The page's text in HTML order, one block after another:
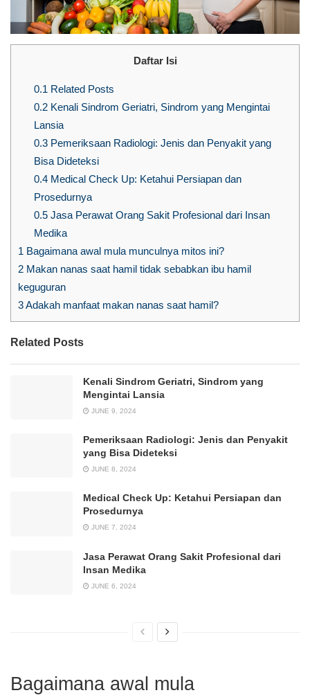
Daftar Isi
0.1 Related Posts
0.2Kenali Sindrom Geriatri, Sindrom yang Mengintai
Lansia
0.3Pemeriksaan Radiologi: Jenis dan Penyakit yang
Bisa Dideteksi
0.4Medical Check Up: Ketahui Persiapan dan
Prosedurnya
0.5Jasa Perawat Orang Sakit Profesional dari Insan
Medika
1 Bagaimana awal mula munculnya mitos ini?
2 Makan nanas saat hamil tidak sebabkan ibu hamil
keguguran
3Adakah manfaat makan nanas saat hamil?
Related Posts
Kenali Sindrom Geriatri, Sindrom yang
Mengintai Lansia
JUNE 9, 2024
Pemeriksaan Radiologi: Jenis dan Penyakit
yang Bisa Dideteksi
JUNE 8, 2024
Medical Check Up: Ketahui Persiapan dan
Prosedurnya
JUNE 7, 2024
Jasa Perawat Orang Sakit Profesional dari
Insan Medika
JUNE 6, 2024
Bagaimana awal mula